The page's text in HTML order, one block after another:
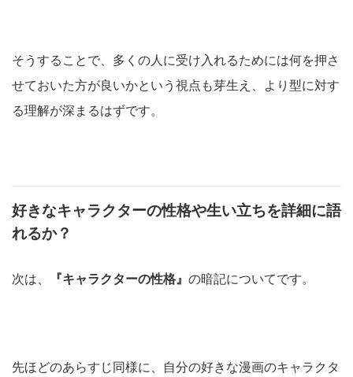
そうすることで、多くの人に受け入れるためには何を押さ
せておいた方が良いかという視点も芽生え、より型に対す
る理解が深まるはずです。
好きなキャラクターの性格や生い立ちを詳細に語
れるか？
次は、 『キャラクターの性格』 の暗記についてです。
先ほどのあらすじ同様に、自分の好きな漫画のキャラクタ